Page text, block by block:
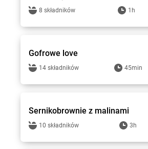
8 składników 1h
bi1 - przepisy
Gofrowe love
14 składników 45min
bi1 - przepisy
Sernikobrownie z malinami
10 składników 3h
bi1 - przepisy